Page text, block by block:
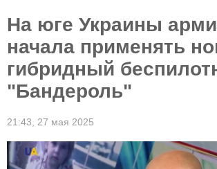
На юге Украины
начала применять
гибридный
"Бандероль"
21:43, 27 мая 2025